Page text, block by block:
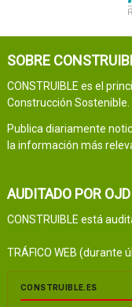
SOBRE
CONSTRUIBLE es el
Construcción Sostenible.
Publica diariamente
la información más
AUDITADO POR OJD
CONSTRUIBLE está
TRÁFICO WEB (durante